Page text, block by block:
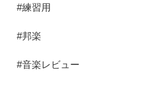
#練習用
#邦楽
#音楽レビュー